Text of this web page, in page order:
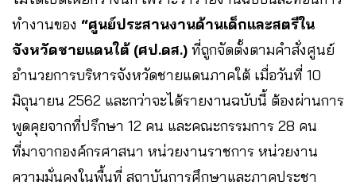
ทำงานของ “ศูนย์ประสานงานด้านเด็กและสตรีใน
จังหวัดชายแดนใต้ (ศป.ดส.) ที่ถูกจัดตั้งตามคำสั่งศูนย์
อำนวยการบริหารจังหวัดชายแดนภาคใต้ เมื่อวันที่ 10
มิถุนายน 2562 และกว่าจะได้รายงานฉบับนี้ ต้องผ่านการ
พูดคุยจากที่ปรึกษา 12 คน และคณะกรรมการ 28 คน
ที่มาจากองค์กรศาสนา หน่วยงานราชการ หน่วยงาน
ความมั่นคงในพื้นที่ สถาบันการศึกษาและภาคประชา